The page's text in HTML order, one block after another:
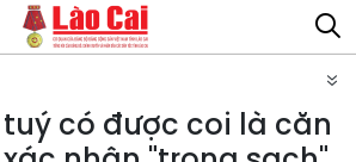
có được coi là căn